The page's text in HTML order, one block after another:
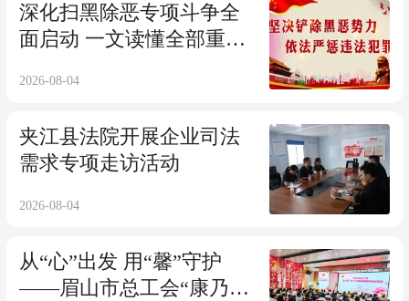
深化扫黑除恶专项斗争全
面启动 一文读懂全部重
2026-08-04
夹江县法院开展企业司法
需求专项走访活动
2026-08-04
从“心”出发 用“馨”守护
——眉山市总工会“康乃